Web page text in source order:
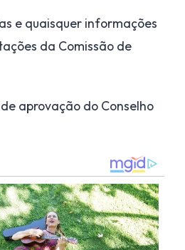
e quaisquer informações
da Comissão de
aprovação do Conselho